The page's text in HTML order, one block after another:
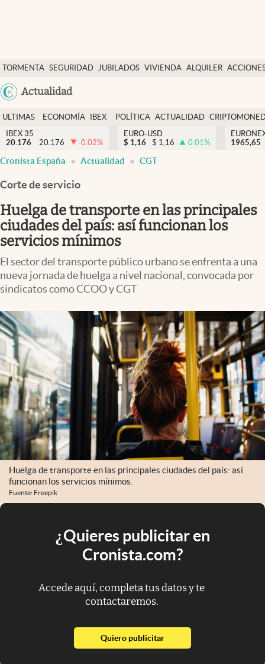
TORMENTA SEGURIDAD JUBILADOS VIVIENDA ALQUILER
USA
Actualidad
Economía y finanzas
Política
Actualidad
Criptomonedas
España
ULTIMAS
NOTICIAS
ECONOMÍA
FINANZAS
IBEX
EURO
POLÍTICA ACTUALIDAD
IBEX 35
20.176
20.176 -0.02%
EURO-USD
$ 1,16 $ 1,16 0.01%
1965,65
Cronista España Actualidad CGT
Corte de servicio
Huelga de transporte en las principales
ciudades del país: así funcionan los
servicios mínimos
El sector del transporte público urbano se enfrenta a una
nueva jornada de huelga a nivel nacional, convocada por
sindicatos como CCOO y CGT
Huelga de transporte en las principales ciudades del país: así
funcionan los servicios mínimos.
Fuente: Freepik
¿Quieres publicitar en
Cronista.com?
Accede aquí, completa tus datos y te
contactaremos.
Quiero publicitarabre en nueva pestaña